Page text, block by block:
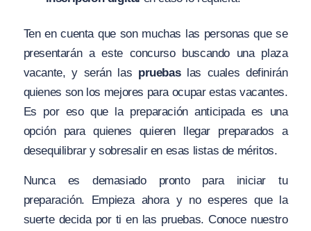
Ten en cuenta que son muchas las personas que se
presentarán a este concurso buscando una plaza
vacante, y serán las pruebaslas cuales definirán
quienes son los mejores para ocupar estas vacantes.
Es por eso que la preparación anticipada es una
opción para quienes quieren llegar preparados a
desequilibrar y sobresalir en esas listas de méritos.
Nunca es demasiado pronto para iniciar tu
preparación. Empieza ahora y no esperes que la
suerte decida por ti en las pruebas. Conoce nuestro